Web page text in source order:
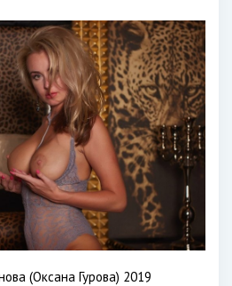
(Оксана Гурова) 2019